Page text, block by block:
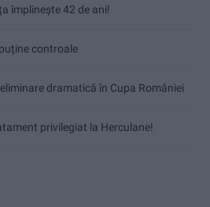
împlinește 42 de ani!
controale
dramatică în Cupa României
privilegiat la Herculane!